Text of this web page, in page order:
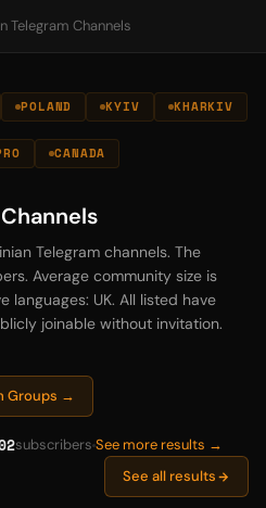
Telegram Channels
POLAND KYIV KHARKIV
CANADA
Telegram channels. The
Average community size is
languages: UK. All listed have
joinable without invitation.
Groups →
subscribers See more results →
See all results